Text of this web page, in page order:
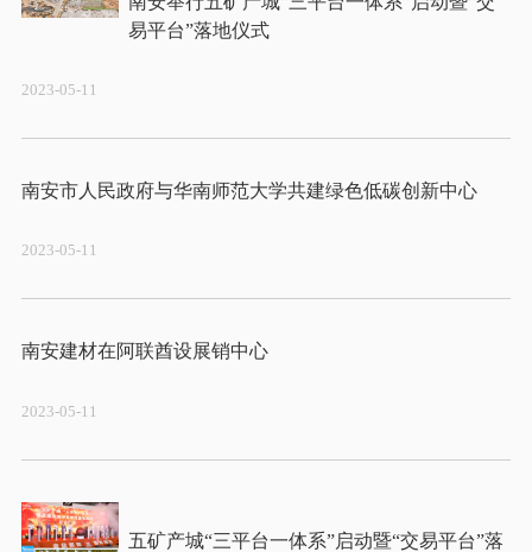
2023-05-11
南安市人民政府与华南师范大学共建绿色低碳创新中心
2023-05-11
南安建材在阿联酋设展销中心
2023-05-11
五矿产城“三平台一体系”启动暨“交易平台”落